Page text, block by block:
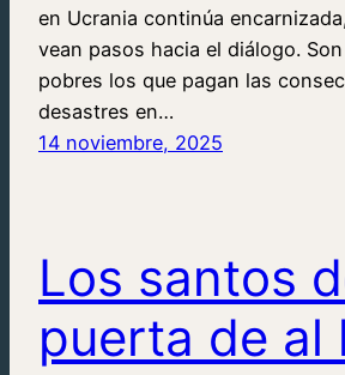
en Ucrania continúa
vean pasos hacia el diálogo.
pobres los que pagan las
desastres en…
14 noviembre, 2025
Los santos
puerta de al